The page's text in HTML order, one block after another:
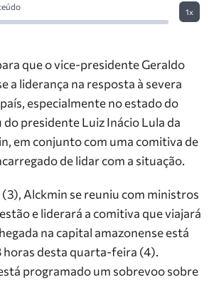
1x
que o vice-presidente Geraldo
a liderança na resposta à severa
especialmente no estado do
presidente Luiz Inácio Lula da
em conjunto com uma comitiva de
de lidar com a situação.
Alckmin se reuniu com ministros
e liderará a comitiva que viajará
na capital amazonense está
horas desta quarta-feira (4).
programado um sobrevoo sobre